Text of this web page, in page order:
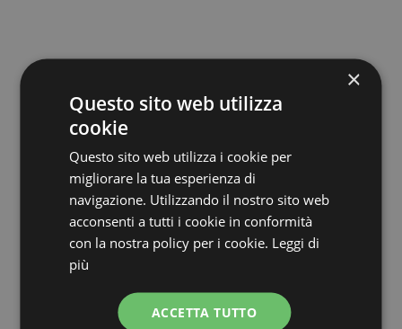
×
Questo sito web utilizza
cookie
Questo sito web utilizza i cookie per
migliorare la tua esperienza di
navigazione. Utilizzando il nostro sito web
acconsenti a tutti i cookie in conformità
con la nostra policy per i cookie. Leggi di
più
ACCETTA TUTTO